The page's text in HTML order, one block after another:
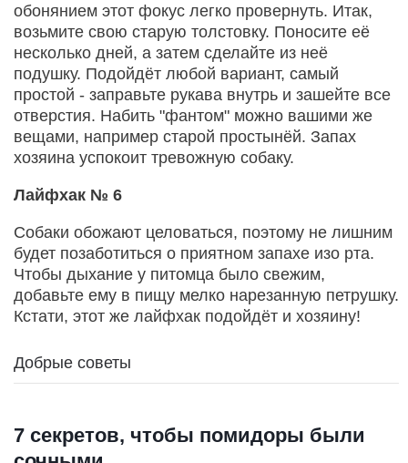
обонянием этот фокус легко провернуть. Итак,
возьмите свою старую толстовку. Поносите её
несколько дней, а затем сделайте из неё
подушку. Подойдёт любой вариант, самый
простой - заправьте рукава внутрь и зашейте все
отверстия. Набить "фантом" можно вашими же
вещами, например старой простынёй. Запах
хозяина успокоит тревожную собаку.
Лайфхак № 6
Собаки обожают целоваться, поэтому не лишним
будет позаботиться о приятном запахе изо рта.
Чтобы дыхание у питомца было свежим,
добавьте ему в пищу мелко нарезанную петрушку.
Кстати, этот же лайфхак подойдёт и хозяину!
Добрые советы
7 секретов, чтобы помидоры были